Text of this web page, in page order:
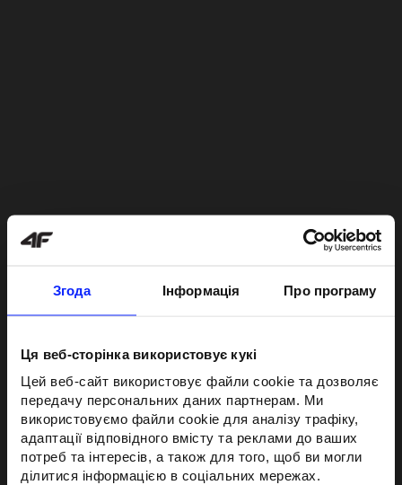
Згода Інформація Про програму
Ця веб-сторінка використовує кукі
Цей веб-сайт використовує файли cookie та дозволяє
передачу персональних даних партнерам. Ми
використовуємо файли cookie для аналізу трафіку,
адаптації відповідного вмісту та реклами до ваших
потреб та інтересів, а також для того, щоб ви могли
ділитися інформацією в соціальних мережах.